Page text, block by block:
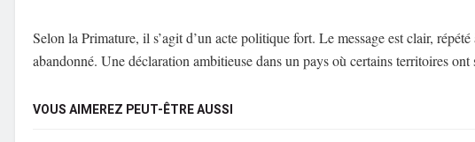
Selon la Primature, il s’agit d’un acte politique fort. Le message est clair,
abandonné. Une déclaration ambitieuse dans un pays où certains territoires
VOUS AIMEREZ PEUT-ÊTRE AUSSI